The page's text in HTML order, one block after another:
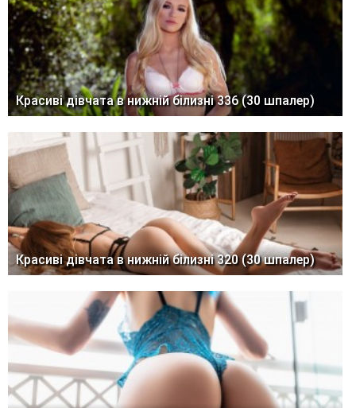
Красиві дівчата в нижній білизні 336 (30 шпалер)
Красиві дівчата в нижній білизні 320 (30 шпалер)